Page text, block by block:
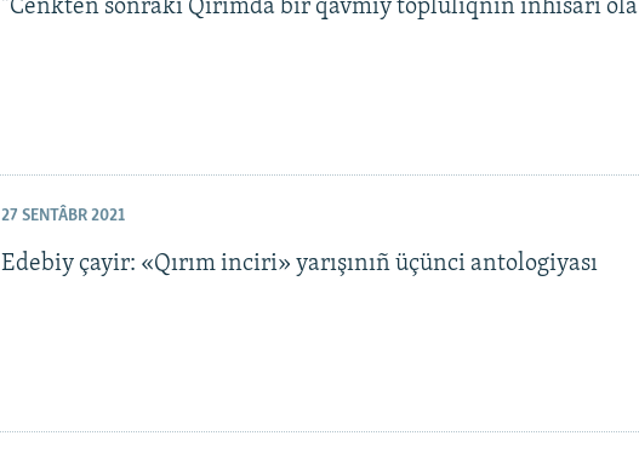
"Cenkten soñraki Qırımda bir qavmiy toplulıqnıñ inhisarı
27 SENTÂBR 2021
Edebiy çayir: «Qırım inciri» yarışınıñ üçünci antologiyası